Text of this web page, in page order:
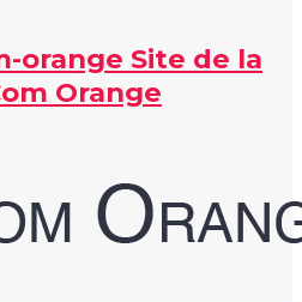
orange Site de la
Orange